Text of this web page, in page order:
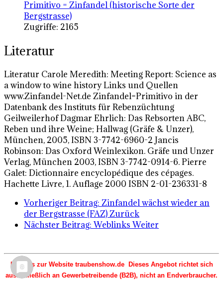
Primitivo = Zinfandel (historische Sorte der
Bergstrasse)
Zugriffe: 2165
Literatur
Literatur Carole Meredith: Meeting Report: Science as
a window to wine history Links und Quellen
www.Zinfandel-Net.de Zinfandel=Primitivo in der
Datenbank des Instituts für Rebenzüchtung
Geilweilerhof Dagmar Ehrlich: Das Rebsorten ABC,
Reben und ihre Weine; Hallwag (Gräfe & Unzer),
München, 2005, ISBN 3-7742-6960-2 Jancis
Robinson: Das Oxford Weinlexikon. Gräfe und Unzer
Verlag, München 2003, ISBN 3-7742-0914-6. Pierre
Galet: Dictionnaire encyclopédique des cépages.
Hachette Livre, 1. Auflage 2000 ISBN 2-01-236331-8
Vorheriger Beitrag: Zinfandel wächst wieder an
der Bergstrasse (FAZ)Zurück
Nächster Beitrag: WeblinksWeiter
Hinweis zur Website traubenshow.de Dieses Angebot richtet sich
ausschließlich an Gewerbetreibende (B2B), nicht an Endverbraucher.